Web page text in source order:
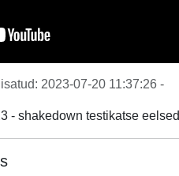
2023-07-20 11:37:26 -
- shakedown testikatse